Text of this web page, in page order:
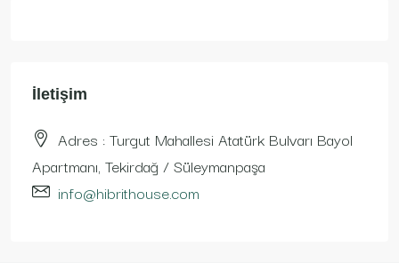
İletişim
Adres : Turgut Mahallesi Atatürk Bulvarı Bayol
Apartmanı, Tekirdağ / Süleymanpaşa
info@hibrithouse.com